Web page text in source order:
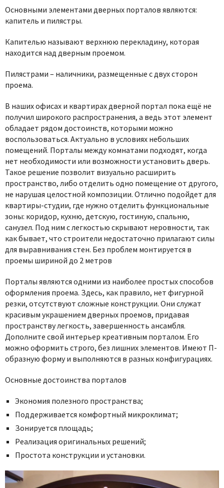
Основными элементами дверных порталов являются:
капитель и пилястры.
Капителью называют верхнюю перекладину, которая
находится над дверным проемом.
Пилястрами – наличники, размещенные с двух сторон
проема.
В наших офисах и квартирах дверной портал пока ещё не
получил широкого распространения, а ведь этот элемент
обладает рядом достоинств, которыми можно
воспользоваться. Актуально в условиях небольших
помещений. Порталы между комнатами подходят, когда
нет необходимости или возможности установить дверь.
Такое решение позволит визуально расширить
пространство, либо отделить одно помещение от другого,
не нарушая целостной композиции. Отлично подойдет для
квартиры-студии, где нужно отделить функциональные
зоны: коридор, кухню, детскую, гостиную, спальню,
санузел. Под ним с легкостью скрывают неровности, так
как бывает, что строители недостаточно прилагают силы
для выравнивания стен. Без проблем монтируется в
проемы шириной до 2 метров
Порталы являются одними из наиболее простых способов
оформления проема. Здесь, как правило, нет фигурной
резки, отсутствуют сложные конструкции. Они служат
красивым украшением дверных проемов, придавая
пространству легкость, завершенность ансамбля.
Дополните свой интерьер креативным порталом. Его
можно оформить строго, без лишних элементов. Имеют П-
образную форму и выполняются в разных конфигурациях.
Основные достоинства порталов
Экономия полезного пространства;
Поддерживается комфортный микроклимат;
Зонируется площадь;
Реализация оригинальных решений;
Простота конструкции и установки.